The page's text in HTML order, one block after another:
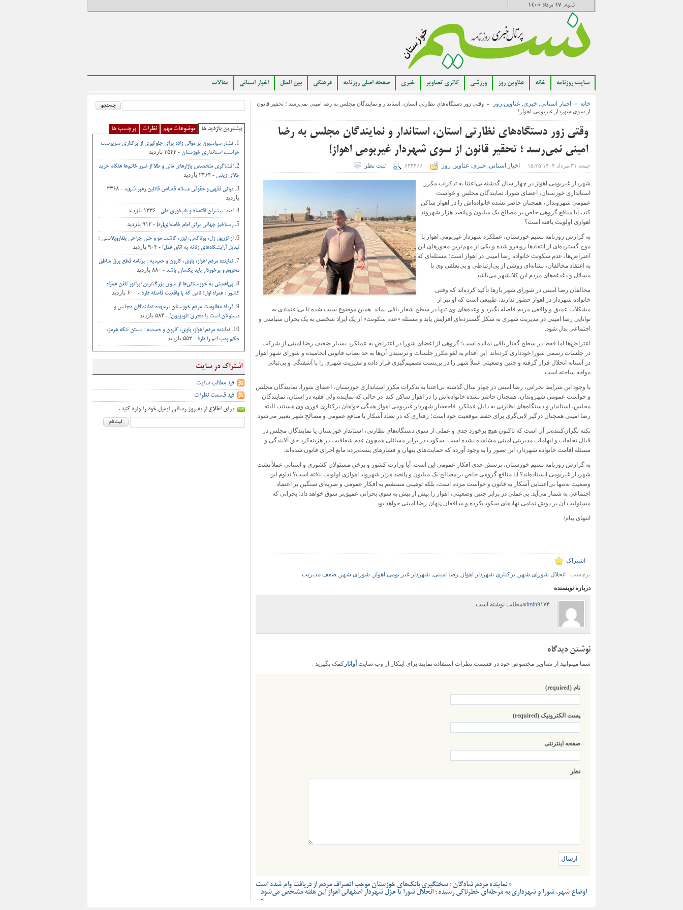
شنبه, ۱۷ مرداد ۱۴۰۵
سایت روزنامه خانه عناوین روز ورزشی گالری تصاویر خبری صفحه اصلی روزنامه فرهنگی بین الملل اخبار استانی مقالات
خانه » اخبار استاني خبری عناوین روز
» وقتی زور دستگاه‌های نظارتی استان، استاندار و نمایندگان مجلس به رضا امینی نمی‌رسد ؛ تحقیر قانون
از سوی شهردار غیربومی اهواز!
وقتی زور دستگاه‌های نظارتی استان، استاندار و نمایندگان مجلس به رضا
امینی نمی‌رسد ؛ تحقیر قانون از سوی شهردار غیربومی اهواز!
جمعه ۳۱ مرداد ۱۴۰۴ ۱۵:۲۵ اخبار استاني خبری عناوین روز ۶۳۴۴۶۶ ثبت نظر
شهردار غیربومی اهواز در چهار سال گذشته بی‌اعتنا به تذکرات مکرر
استانداری خوزستان، اعضای شورا، نمایندگان مجلس و خواست
عمومی شهروندان، همچنان حاضر نشده خانواده‌اش را در اهواز ساکن
کند، آیا منافع گروهی خاص بر مصالح یک میلیون و پانصد هزار شهروند
اهوازی اولویت یافته است؟
به گزارش روزنامه نسیم خوزستان، عملکرد شهردار غیربومی اهواز با
موج گسترده‌ای از انتقادها روبه‌رو شده و یکی از مهم‌ترین محورهای این
اعتراض‌ها، عدم سکونت خانواده رضا امینی در اهواز است؛ مسئله‌ای که
به اعتقاد مخالفان، نشانه‌ای روشن از بی‌ارتباطی و بی‌تعلقی وی با
مسائل و دغدغه‌های مردم این کلانشهر می‌باشد.
مخالفان رضا امینی در شورای شهر بارها تأکید کرده‌اند که وقتی
خانواده شهردار در اهواز حضور ندارند، طبیعی است که او نیز از
مشکلات عمیق و واقعی مردم فاصله بگیرد و وعده‌های وی تنها در سطح شعار باقی بماند. همین موضوع سبب شده تا بی‌اعتمادی به
توانایی رضا امینی در مدیریت شهری به شکل گسترده‌ای افزایش یابد و مسئله «عدم سکونت» از یک ایراد شخصی به یک بحران سیاسی و
اجتماعی بدل شود.
اعتراض‌ها اما فقط در سطح گفتار باقی نمانده است؛ گروهی از اعضای شورا در اعتراض به عملکرد بسیار ضعیف رضا امینی از شرکت
در جلسات رسمی شورا خودداری کرده‌اند. این اقدام به لغو مکرر جلسات و نرسیدن آن‌ها به حد نصاب قانونی انجامیده و شورای شهر اهواز
در آستانه انحلال قرار گرفته و چنین وضعیتی عملاً شهر را در بن‌بست تصمیم‌گیری قرار داده و مدیریت شهری را با آشفتگی و بی‌ثباتی
مواجه ساخته است.
با وجود این شرایط بحرانی، رضا امینی در چهار سال گذشته بی‌اعتنا به تذکرات مکرر استانداری خوزستان، اعضای شورا، نمایندگان مجلس
و خواست عمومی شهروندان، همچنان حاضر نشده خانواده‌اش را در اهواز ساکن کند. در حالی که نماینده ولی فقیه در استان، نمایندگان
مجلس، استاندار و دستگاه‌های نظارتی به دلیل عملکرد فاجعه‌بار شهردار غیربومی اهواز همگی خواهان برکناری فوری وی هستند، البته
رضا امینی همچنان درگیر لابی‌گری برای حفظ موقعیت خود است؛ رفتاری که در تضاد آشکار با منافع عمومی و مصالح شهر تعبیر می‌شود.
نکته نگران‌کننده‌تر آن است که تاکنون هیچ برخورد جدی و عملی از سوی دستگاه‌های نظارتی، استاندار خوزستان یا نمایندگان مجلس در
قبال تخلفات و ابهامات مدیریتی امینی مشاهده نشده است. سکوت در برابر مسائلی همچون عدم شفافیت در هزینه‌کرد حق آلایندگی و
مسئله اقامت خانواده شهردار، این تصور را به وجود آورده که حمایت‌های پنهان و فشارهای پشت‌پرده مانع اجرای قانون شده‌اند.
به گزارش روزنامه نسیم خوزستان، پرسش جدی افکار عمومی این است: آیا وزارت کشور و برخی مسئولان کشوری و استانی عملاً پشت
شهردار غیربومی ایستاده‌اند؟ آیا منافع گروهی خاص بر مصالح یک میلیون و پانصد هزار شهروند اهوازی اولویت یافته است؟ تداوم این
وضعیت نه‌تنها بی‌اعتنایی آشکار به قانون و خواست مردم است، بلکه توهینی مستقیم به افکار عمومی و ضربه‌ای سنگین بر اعتماد
اجتماعی به شمار می‌آید. بی‌عملی در برابر چنین وضعیتی، اهواز را بیش از پیش به سوی بحرانی عمیق‌تر سوق خواهد داد؛ بحرانی که
مسئولیت آن بر دوش تمامی نهادهای سکوت‌کرده و مدافعان پنهان رضا امینی خواهد بود.
انتهای پیام/
اشتراک
برچسب : انحلال شورای شهر , برکناری شهردار اهواز , رضا امینی, شهردار غیر بومی اهواز , شورای شهر , ضعف مدیریت
درباره نویسنده
admin۹۱۷۴مطلب نوشته است .
نوشتن دیدگاه
شما میتوانید از تصاویر مخصوص خود در قسمت نظرات استفاده نمایید برای اینکار از وب سایت آواتار کمک بگیرید .
نام (required)
پست الکترونیک (required)
صفحه اینترنتی
نظر
«نماینده مردم شادگان : سختگیری بانک‌های خوزستان موجب انصراف مردم از دریافت وام شده است
اوضاع شهر، شورا و شهرداری به مرحله‌ای خطرناکی رسیده ؛ انحلال شورا یا عزل شهردار اصفهانی اهواز این هفته مشخص می‌شود
»
بیشترین بازدید ها موضوعات مهم نظرات برچسب ها
فشار سیاسیون بر موالی زاده برای جلوگیری از برکناری سرپرست
حراست استانداری خوزستان - ۲۵۴۴ بازدید
افشاگری متخصص بازارهای مالی و طلا از ضرر خانم‌ها هنگام خرید
طلای زینتی - ۲۴۶۴ بازدید
مبانی فقهی و حقوقی مساله قصاص قاتلین رهبر شهید
- ۲۳۶۸
بازدید
امید؛ پیشران اقتصاد و تاب‌آوری ملی - ۱۳۳۶ بازدید
رستاخیز جهانی برای امام خامنه‌ای(ره) - ۹۱۲ بازدید
از تزریق ژل، بوتاکس، لیزر، کاشت مو و حتی جراحی‌ بلفاروپلاستی ؛
تبدیل آرایشگاه‌های زنانه به اتاق‌ عمل‌! - ۹۰۴ بازدید
نماینده مردم اهواز، باوی، کارون و حمیدیه : برنامه قطع برق مناطق
محروم و برخوردار باید یکسان باشد - ۸۸۰ بازدید
بی‌اهمیتی به خوزستانی‌ها از سوی بزرگ‌ترین اپراتور تلفن همراه
کشور : همراه اول؛ نامی که با واقعیت فاصله دارد - ۶۰۰ بازدید
فریاد مظلومیت مردم خوزستان برعهده نمایندگان مجلس و
مسئولان است یا مجری تلویزیون! - ۵۸۴ بازدید
نماینده مردم اهواز، باوی، کارون و حمیدیه : بستن تنگه هرمز،
حکم بمب اتم را دارد - ۵۵۲ بازدید
اشتراک در سایت
فید مطالب سایت
فید قسمت نظرات
برای اطلاع از به روز رسانی ایمیل خود را وارد کنید .